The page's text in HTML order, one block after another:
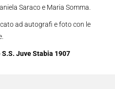
Saraco e Maria Somma.
ad autografi e foto con le
Juve Stabia 1907